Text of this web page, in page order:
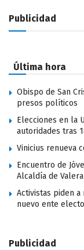
Publicidad
Última hora
Obispo de San
presos políticos
Elecciones en la
autoridades tras
Vinicius renueva
Encuentro de
Alcaldía de Valera
Activistas piden
nuevo ente
Publicidad